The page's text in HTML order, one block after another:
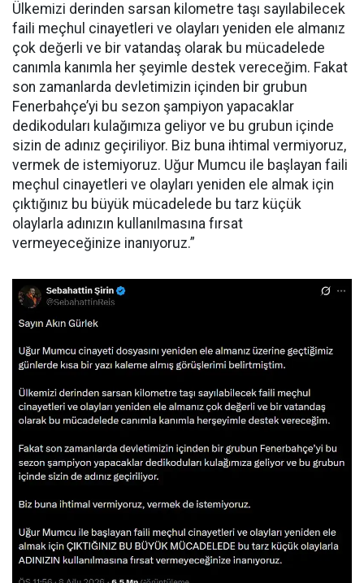
Ülkemizi derinden sarsan kilometre taşı sayılabilecek
faili meçhul cinayetleri ve olayları yeniden ele almanız
çok değerli ve bir vatandaş olarak bu mücadelede
canımla kanımla her şeyimle destek vereceğim. Fakat
son zamanlarda devletimizin içinden bir grubun
Fenerbahçe’yi bu sezon şampiyon yapacaklar
dedikoduları kulağımıza geliyor ve bu grubun içinde
sizin de adınız geçiriliyor. Biz buna ihtimal vermiyoruz,
vermek de istemiyoruz. Uğur Mumcu ile başlayan faili
meçhul cinayetleri ve olayları yeniden ele almak için
çıktığınız bu büyük mücadelede bu tarz küçük
olaylarla adınızın kullanılmasına fırsat
vermeyeceğinize inanıyoruz.”